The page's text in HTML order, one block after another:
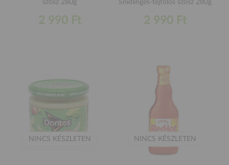
szósz 280g
2 990 Ft
Snidlinges-tejfölös szósz 280g
2 990 Ft
NINCS KÉSZLETEN NINCS KÉSZLETEN